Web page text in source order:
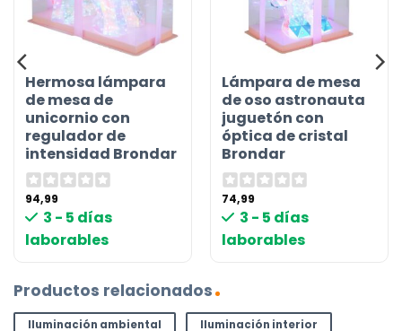
Hermosa lámpara
de mesa de
unicornio con
regulador de
intensidad Brondar
94,99
3 - 5 días
laborables
Lámpara de mesa
de oso astronauta
juguetón con
óptica de cristal
Brondar
74,99
3 - 5 días
laborables
Productos relacionados
Iluminación ambiental Iluminación interior